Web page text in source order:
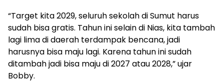
“Target kita 2029, seluruh sekolah di Sumut harus
sudah bisa gratis. Tahun ini selain di Nias, kita tambah
lagi lima di daerah terdampak bencana, jadi
harusnya bisa maju lagi. Karena tahun ini sudah
ditambah jadi bisa maju di 2027 atau 2028,” ujar
Bobby.